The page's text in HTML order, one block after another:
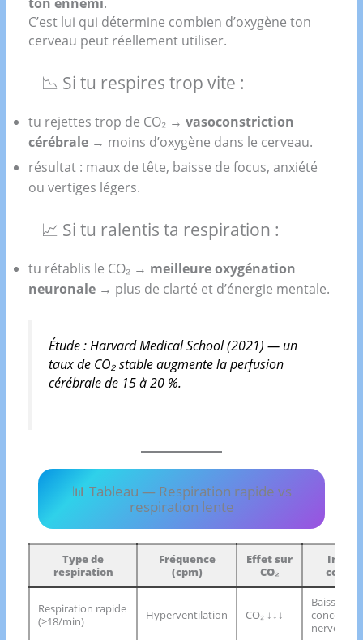
C’est lui qui détermine combien d’oxygène ton
cerveau peut réellement utiliser.
📉 Si tu respires trop vite :
tu rejettes trop de CO₂ →vasoconstriction
cérébrale → moins d’oxygène dans le cerveau.
résultat : maux de tête, baisse de focus, anxiété
ou vertiges légers.
📈 Si tu ralentis ta respiration :
tu rétablis le CO₂ → meilleure oxygénation
neuronale → plus de clarté et d’énergie mentale.
Étude :Harvard Medical School (2021) — un
taux de CO₂ stable augmente la perfusion
cérébrale de 15 à 20 %.
📊 Tableau — Respiration rapide vs
respiration lente
Type de
respiration
Fréquence
(cpm)
Effet sur
CO₂
Respiration rapide
(≥18/min)
Hyperventilation CO₂ ↓↓↓
Baisse de
nervosité